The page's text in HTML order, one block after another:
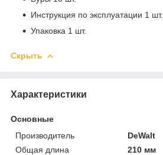
Инструкция по эксплуатации 1 шт.
Упаковка 1 шт.
Скрыть
Характеристики
Основные
Производитель
DeWalt
Общая длина
210 мм